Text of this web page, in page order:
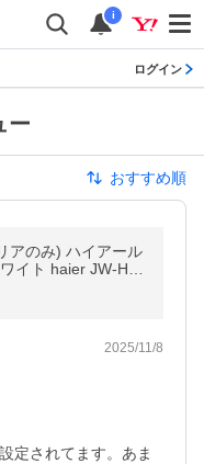
i
ログイン
ー
おすすめ順
アのみ) ハイアール
イト haier JW-HD
2025/11/8
定されてます。あま